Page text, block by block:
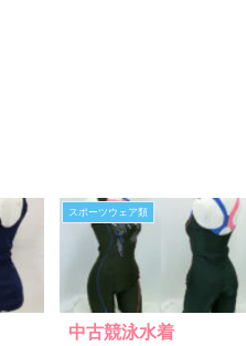
スポーツウェア類
中古競泳水着